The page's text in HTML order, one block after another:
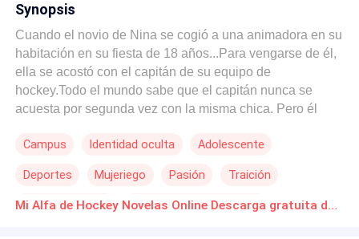
Synopsis
Cuando el novio de Nina se cogió a una animadora en su
habitación en su fiesta de 18 años...Para vengarse de él,
ella se acostó con el capitán de su equipo de
hockey.Todo el mundo sabe que el capitán nunca se
acuesta por segunda vez con la misma chica. Pero él
sabe también...
Campus Identidad oculta Adolescente
Deportes Mujeriego Pasión Traición
Poder Femenino POV en primera persona Mi Alfa de Hockey Novelas Online Descarga gratuita de PDF